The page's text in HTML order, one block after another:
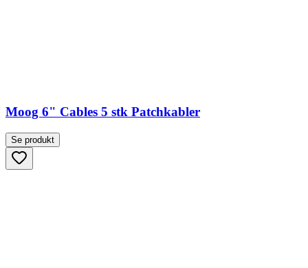
Moog 6" Cables 5 stk Patchkabler
Se produkt